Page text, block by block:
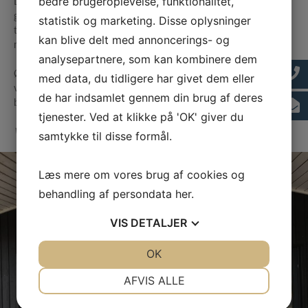
gamle landbrugsredskaber, som er brugt på Baagø gennem
tiderne. Her kan du nyde medbragt mad, og i forbindelse med
museet finder du også et bibliotek.
Øen kan desuden opleves med turistbussen, Grisevognen, som
ved forudbestilling tilbyder guidede rundture på Baagø. Du kan
bestille en tur på61772773.
Vi glæder os til at byde dig velkommen på øen!
statistik og marketing. Disse oplysninger
kan blive delt med annoncerings- og
analysepartnere, som kan kombinere dem
med data, du tidligere har givet dem eller
de har indsamlet gennem din brug af deres
tjenester. Ved at klikke på 'OK' giver du
samtykke til disse formål.
Læs mere om vores brug af cookies og
behandling af persondata her.
VIS DETALJER
AFVIS ALLE
OK